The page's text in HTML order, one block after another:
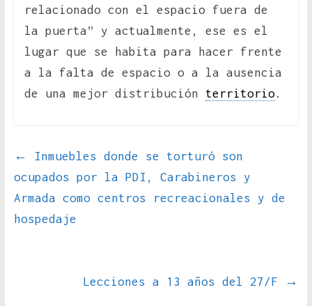
relacionado con el espacio fuera de
la puerta” y actualmente, ese es el
lugar que se habita para hacer frente
a la falta de espacio o a la ausencia
de una mejor distribución territorio.
←
Inmuebles donde se torturó son
ocupados por la PDI, Carabineros y
Armada como centros recreacionales y de
hospedaje
Lecciones a 13 años del 27/F →